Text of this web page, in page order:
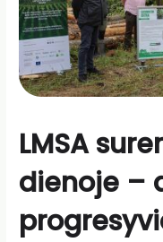
LMSA
dienoje –